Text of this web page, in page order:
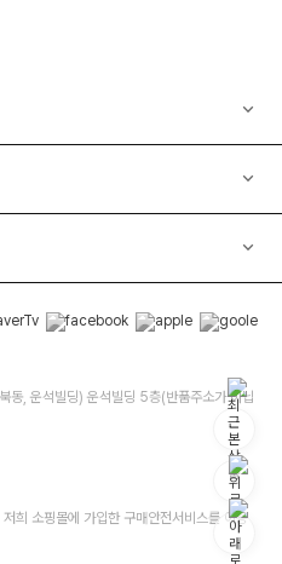
, 운석빌딩) 운석빌딩 5층(반품주소가 아닙
희 소핑몰에 가입한 구매안전서비스를 이용